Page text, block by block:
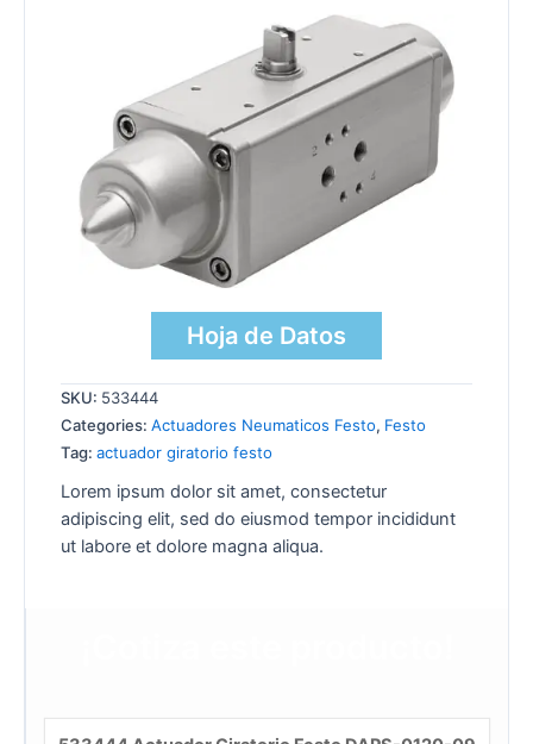
Hoja de Datos
SKU: 533444
Categories: Actuadores Neumaticos Festo, Festo
Tag: actuador giratorio festo
Lorem ipsum dolor sit amet, consectetur
adipiscing elit, sed do eiusmod tempor incididunt
ut labore et dolore magna aliqua.